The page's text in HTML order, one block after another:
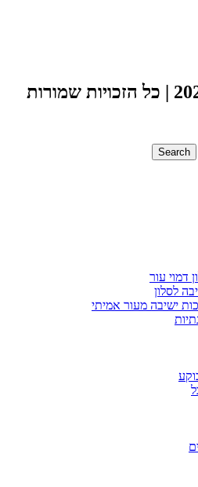
Search
דמוי עור
לסלון
ישיבה מעור אמיתי